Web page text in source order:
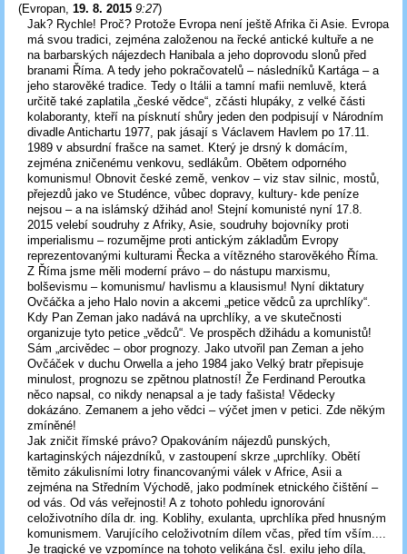
(Evropan 19. 8. 2015 9:27)
Jak? Rychle! Proč? Protože Evropa není ještě Afrika či Asie. Evropa
má svou tradici, zejména založenou na řecké antické kultuře a ne
na barbarských nájezdech Hanibala a jeho doprovodu slonů před
branami Říma. A tedy jeho pokračovatelů – následníků Kartága – a
jeho starověké tradice. Tedy o Itálii a tamní mafii nemluvě, která
určitě také zaplatila „české vědce“, zčásti hlupáky, z velké části
kolaboranty, kteří na písknutí shůry jeden den podpisují v Národním
divadle Antichartu 1977, pak jásají s Václavem Havlem po 17.11.
1989 v absurdní frašce na samet. Který je drsný k domácím,
zejména zničenému venkovu, sedlákům. Obětem odporného
komunismu! Obnovit české země, venkov – viz stav silnic, mostů,
přejezdů jako ve Studénce, vůbec dopravy, kultury- kde peníze
nejsou – a na islámský džihád ano! Stejní komunisté nyní 17.8.
2015 velebí soudruhy z Afriky, Asie, soudruhy bojovníky proti
imperialismu – rozumějme proti antickým základům Evropy
reprezentovanými kulturami Řecka a vítězného starověkého Říma.
Z Říma jsme měli moderní právo – do nástupu marxismu,
bolševismu – komunismu/ havlismu a klausismu! Nyní diktatury
Ovčáčka a jeho Halo novin a akcemi „petice vědců za uprchlíky“.
Kdy Pan Zeman jako nadává na uprchlíky, a ve skutečnosti
organizuje tyto petice „vědců“. Ve prospěch džihádu a komunistů!
Sám „arcivědec – obor prognozy. Jako utvořil pan Zeman a jeho
Ovčáček v duchu Orwella a jeho 1984 jako Velký bratr přepisuje
minulost, prognozu se zpětnou platností! Že Ferdinand Peroutka
něco napsal, co nikdy nenapsal a je tady fašista! Vědecky
dokázáno. Zemanem a jeho vědci – výčet jmen v petici. Zde někým
zmíněné!
Jak zničit římské právo? Opakováním nájezdů punských,
kartaginských nájezdníků, v zastoupení skrze „uprchlíky. Obětí
těmito zákulisními lotry financovanými válek v Africe, Asii a
zejména na Středním Východě, jako podmínek etnického čištění –
od vás. Od vás veřejnosti! A z tohoto pohledu ignorování
celoživotního díla dr. ing. Koblihy, exulanta, uprchlíka před hnusným
komunismem. Varujícího celoživotním dílem včas, před tím vším....
Je tragické ve vzpomínce na tohoto velikána čsl. exilu jeho díla,